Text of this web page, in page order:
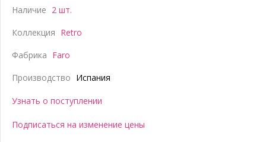
Наличие 2 шт.
Коллекция Retro
Фабрика Faro
Производство Испания
Узнать о поступлении
Подписаться на изменение цены